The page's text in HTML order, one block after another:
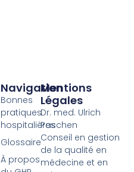
Navigation
Bonnes
pratiques
hospitalières
Glossaire
À propos
Mentions
Légales
Dr. med. Ulrich
Paschen
Conseil en gestion
de la qualité en
médecine et en